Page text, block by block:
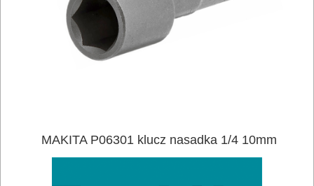
ELEKTRONARZĘDZIA
AKUMULATOROWE
OSPRZĘT
MAKITA P06301 klucz nasadka 1/4 10mm